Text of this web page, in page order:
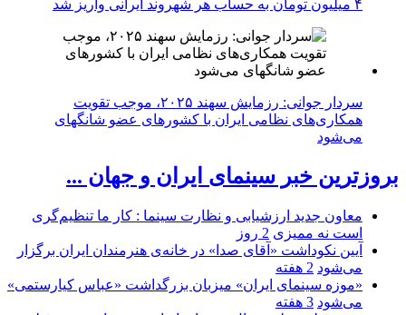
۴ میلیون تومان به حساب هر شهروند ایرانی واریز شد
سردار جوانی: رزمایش سهند ۲۰۲۵، موجب تقویت
همکاری‌های نظامی ایران با کشور‌های عضو شانگهای
می‌شود
بروزترین خبر سینمای ایران و جهان ...
معاون جدید ارزشیابی و نظارت سینما : کار ما تنظیم‌گری
است نه ممیزی 2 روز
آیین نکوداشت «آقای صدا» در خانه‌ی هنرمندان ایران برگزار
می‌شود 2 هفته
«موزه سینمای ایران» میزبان بزرگداشت «عباس کیارستمی»
می‌شود 3 هفته